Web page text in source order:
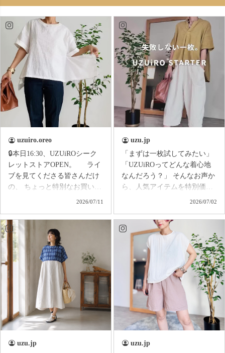
uzuiro.oreo
🔒本日16:30、UZUiROシーク
レットストアOPEN。 ライ
ブを見てくださる皆さんだけ
の、 ちょっと特別なお買い物
メントしてくださった方だけ
に、特別に【シークレット商
品ページ】をお届け📩 今回の
限定アイテムは… 『ひらりヘ
ムプルオーバー』 歩くたびに
裾がひらり。 まるで金魚のし
っぽのように揺れる、 大人か
わいいシルエットが魅力の一
枚です。 しかも今回は、 Re
シリーズの一点もの。 各カラ
ー・各サイズともに数着の
み。 ライブだからこそ出会え
2026/07/11
uzu.jp
「まずは一枚試してみたい」
「UZUiROってどんな着心地
なんだろう？」 そんなお声か
ら、人気アイテムを特別価格
ターターシリーズは、あえて
染色をしていない〈生成りカ
ラー〉。 晒しをしないコ
ットンそのままの色味で、
UZUiROのものづくりや素材
の気持ちよさを、もっと手に
取りやすい価格でお届けして
います。 ふわっと軽く
て、 肌がよろこぶ気持ちよ
さ。 ゆったり着られるの
に、 ちゃんと素敵に見える。
愛知でつくる、毎日に寄り
2026/07/02
uzu.jp
uzu.jp